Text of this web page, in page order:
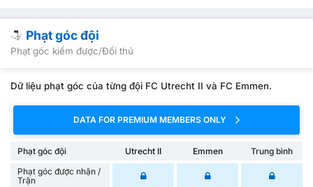
Phạt góc đội
Phạt góc kiếm được/Đối thủ
Dữ liệu phạt góc của từng đội FC Utrecht II và FC Emmen.
DATA FOR PREMIUM MEMBERS ONLY
Phạt góc đội Utrecht II Emmen
Trung bình
Phạt góc được nhận /
Trận